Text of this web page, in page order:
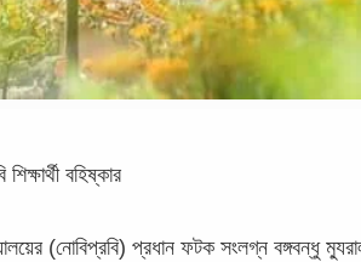
বহিষ্কার
(নোবিপ্রবি) প্রধান ফটক সংলগ্ন বঙ্গবন্ধু